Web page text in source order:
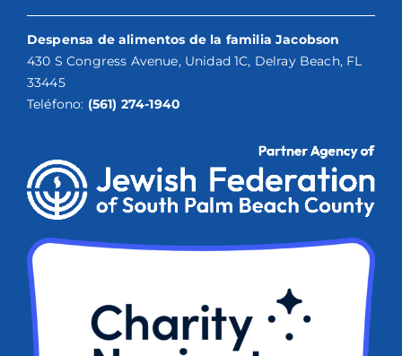
Despensa de alimentos de la familia Jacobson
430 S Congress Avenue, Unidad 1C, Delray Beach, FL
33445
Teléfono: (561) 274-1940